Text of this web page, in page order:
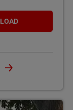
offen gestaltet